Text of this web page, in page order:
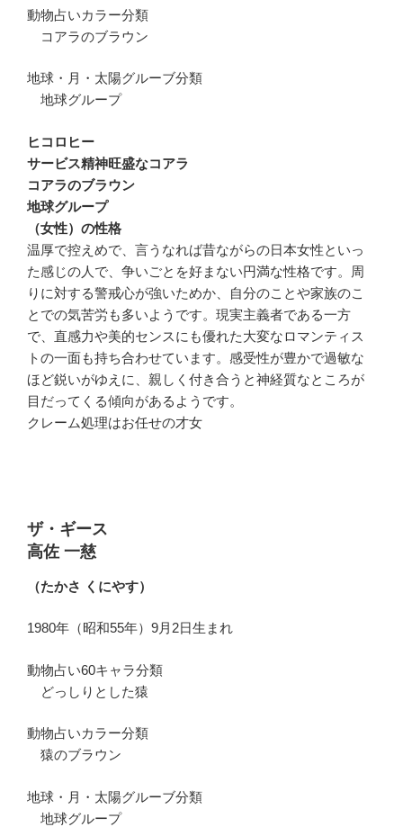
動物占いカラー分類
コアラのブラウン
地球・月・太陽グルーブ分類
地球グループ
ヒコロヒー
サービス精神旺盛なコアラ
コアラのブラウン
地球グループ
（女性）の性格
温厚で控えめで、言うなれば昔ながらの日本女性といっ
た感じの人で、争いごとを好まない円満な性格です。周
りに対する警戒心が強いためか、自分のことや家族のこ
とでの気苦労も多いようです。現実主義者である一方
で、直感力や美的センスにも優れた大変なロマンティス
トの一面も持ち合わせています。感受性が豊かで過敏な
ほど鋭いがゆえに、親しく付き合うと神経質なところが
目だってくる傾向があるようです。
クレーム処理はお任せの才女
ザ・ギース
高佐 一慈
（たかさ くにやす）
1980年（昭和55年）9月2日生まれ
動物占い60キャラ分類
どっしりとした猿
動物占いカラー分類
猿のブラウン
地球・月・太陽グルーブ分類
地球グループ